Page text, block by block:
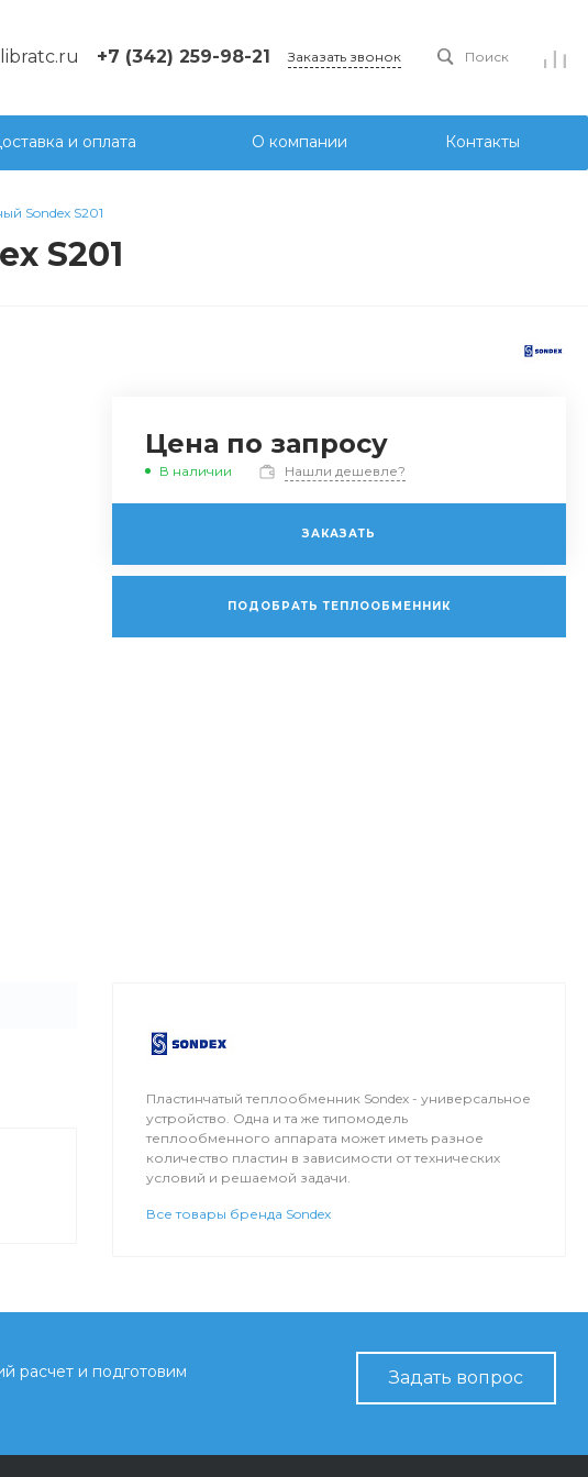
+7 (342) 259-98-21 Заказать звонок Поиск
и оплата О компании Контакты
Sondex S201
S201
Цена по запросу
В наличии Нашли дешевле?
ЗАКАЗАТЬ
ПОДОБРАТЬ ТЕПЛООБМЕННИК
Пластинчатый теплообменник Sondex - универсальное
устройство. Одна и та же типомодель
теплообменного аппарата может иметь разное
количество пластин в зависимости от технических
условий и решаемой задачи.
Все товары бренда Sondex
расчет и подготовим
Задать вопрос